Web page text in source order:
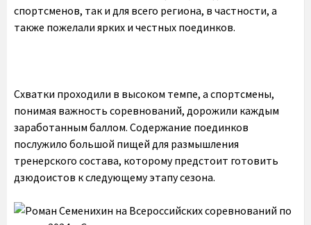
спортсменов, так и для всего региона, в частности, а
также пожелали ярких и честных поединков.
Схватки проходили в высоком темпе, а спортсмены,
понимая важность соревнований, дорожили каждым
заработанным баллом. Содержание поединков
послужило большой пищей для размышления
тренерского состава, которому предстоит готовить
дзюдоистов к следующему этапу сезона.